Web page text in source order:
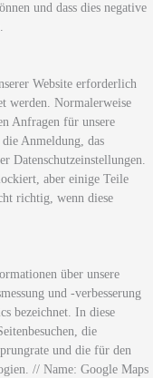
und dass dies negative
Website erforderlich
werden. Normalerweise
Anfragen für unsere
Anmeldung, das
Datenschutzeinstellungen.
aber einige Teile
richtig, wenn diese
über unsere
und -verbesserung
bezeichnet. In diese
die
und die für den
// Name: Google Maps